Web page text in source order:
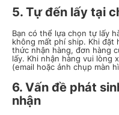
5. Tự đến lấy tại
Bạn có thể lựa chọn tự lấy
không mất phí ship. Khi đặt
thức nhận hàng, đơn hàng
lấy. Khi nhận hàng vui lòng
(email hoặc ảnh chụp màn
6. Vấn đề phát
nhận